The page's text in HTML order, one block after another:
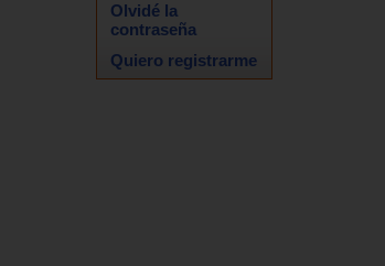
Olvidé la
contraseña
Quiero registrarme